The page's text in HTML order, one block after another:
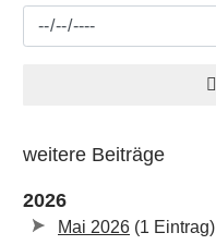
weitere Beiträge
2026
Mai 2026 (1 Eintrag)